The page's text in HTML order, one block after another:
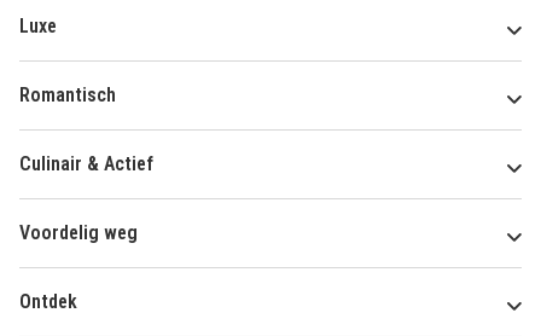
Luxe
Romantisch
Culinair & Actief
Voordelig weg
Ontdek